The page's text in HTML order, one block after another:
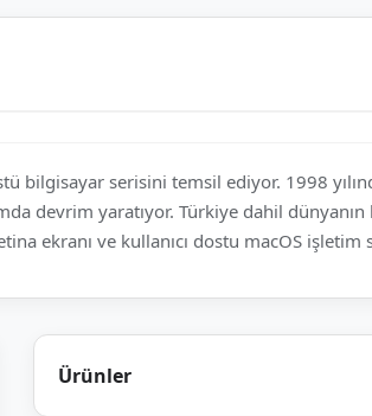
bilgisayar serisini temsil ediyor. 1998
devrim yaratıyor. Türkiye dahil dünyanın
ekranı ve kullanıcı dostu macOS
Ürünler